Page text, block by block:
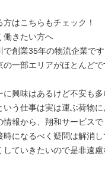
はこちらもチェック！
きたい方へ
で創業35年の物流企業で
の一部エリアがほとんど
興味はあるけど不安も多
いう仕事は実は運ぶ荷物
情報から、翔和サービス
時になるべく疑問は解消
していきたいので是非遠